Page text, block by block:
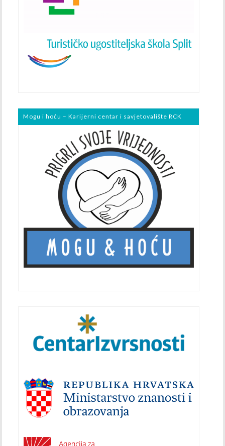
Mogu i hoću – Karijerni centar i savjetovalište RCK